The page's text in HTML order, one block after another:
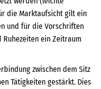
die Marktaufsicht gilt ein
und für die Vorschriften
ein Zeitraum
zwischen dem Sitz
Tätigkeiten gestärkt. Dies